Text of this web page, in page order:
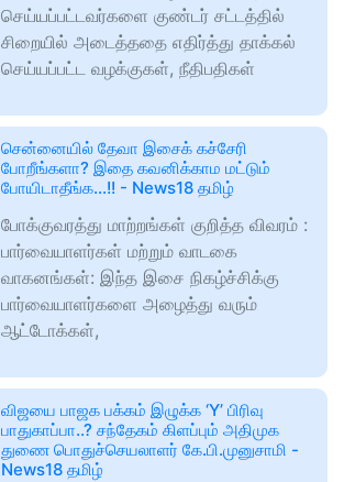
செய்யப்பட்டவர்களை குண்டர் சட்டத்தில்
சிறையில் அடைத்ததை எதிர்த்து தாக்கல்
செய்யப்பட்ட வழக்குகள், நீதிபதிகள்
சென்னையில் தேவா இசைக் கச்சேரி
போறீங்களா? இதை கவனிக்காம மட்டும்
போயிடாதீங்க...!! - News18 தமிழ்
போக்குவரத்து மாற்றங்கள் குறித்த விவரம் :
பார்வையாளர்கள் மற்றும் வாடகை
வாகனங்கள்: இந்த இசை நிகழ்ச்சிக்கு
பார்வையாளர்களை அழைத்து வரும்
ஆட்டோக்கள்,
விஜயை பாஜக பக்கம் இழுக்க ‘Y’ பிரிவு
பாதுகாப்பா..? சந்தேகம் கிளப்பும் அதிமுக
துணை பொதுச்செயலாளர் கே.பி.முனுசாமி -
News18 தமிழ்